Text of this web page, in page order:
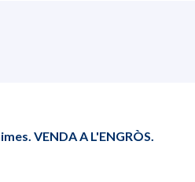
VENDA A L'ENGRÒS.